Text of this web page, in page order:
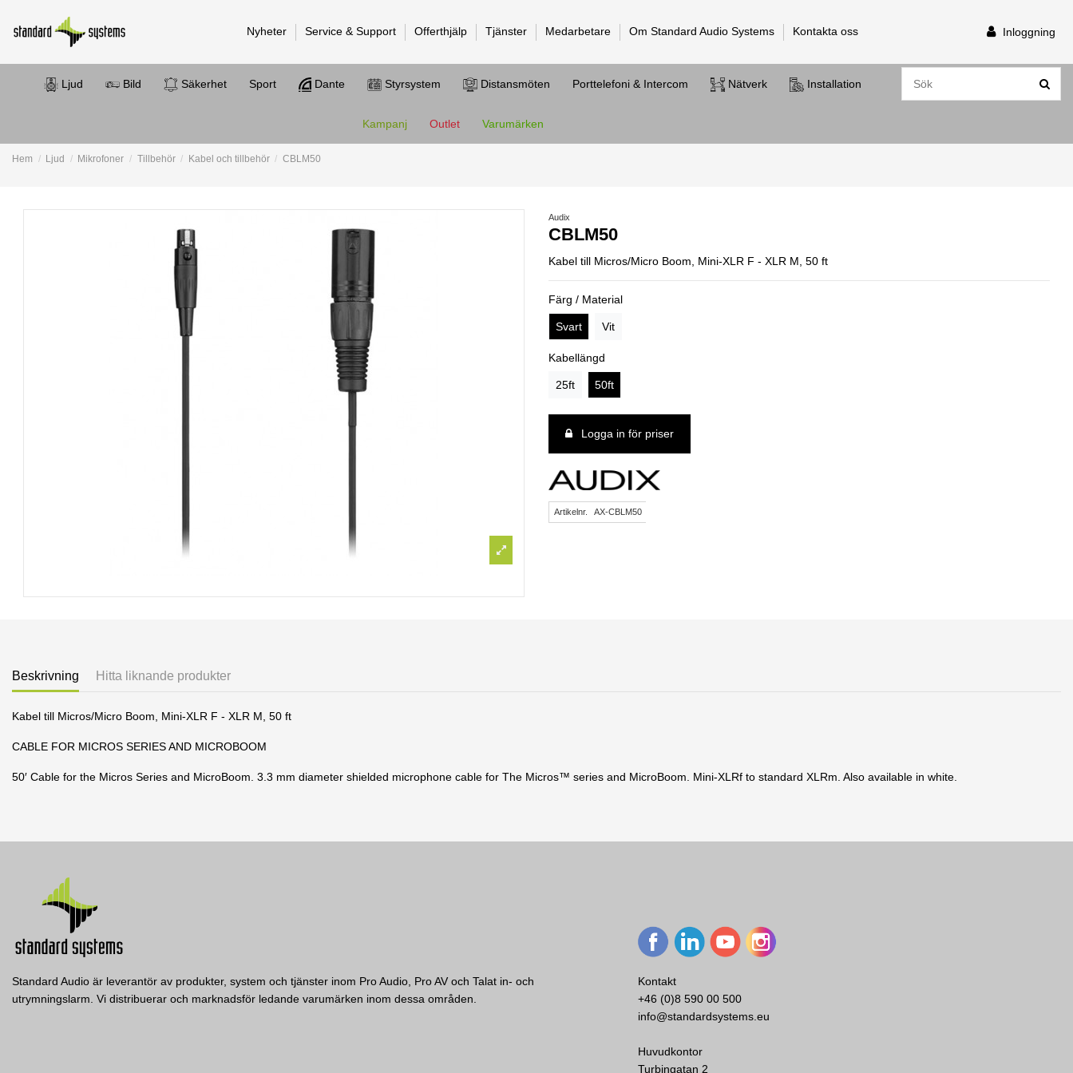
Nyheter Service & Support Offerthjälp Tjänster Medarbetare Om Standard Audio Systems Kontakta oss Inloggning
Ljud Bild Säkerhet Sport Dante Styrsystem Distansmöten Porttelefoni & Intercom Nätverk Installation
Kampanj Outlet Varumärken
Hem Ljud Mikrofoner Tillbehör Kabel och tillbehör CBLM50
Audix
CBLM50
Kabel till Micros/Micro Boom, Mini-XLR F - XLR M, 50 ft
Färg / Material
Svart Vit
Kabellängd
25ft 50ft
Logga in för priser
Artikelnr. AX-CBLM50
Beskrivning Hitta liknande produkter
Kabel till Micros/Micro Boom, Mini-XLR F - XLR M, 50 ft
CABLE FOR MICROS SERIES AND MICROBOOM
50′ Cable for the Micros Series and MicroBoom. 3.3 mm diameter shielded microphone cable for The Micros™ series and MicroBoom. Mini-XLRf to standard XLRm. Also available in white.
Standard Audio är leverantör av produkter, system och tjänster inom Pro Audio, Pro AV och Talat in- och
utrymningslarm. Vi distribuerar och marknadsför ledande varumärken inom dessa områden.
Kontakt
+46 (0)8 590 00 500
info@standardsystems.eu
Huvudkontor
Turbingatan 2